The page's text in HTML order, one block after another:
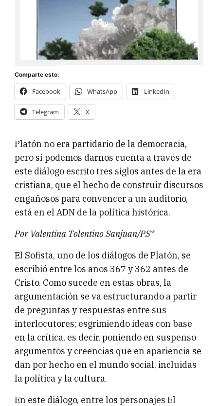
Comparte esto:
Facebook WhatsApp LinkedIn
Telegram X
Platón no era partidario de la democracia,
pero sí podemos darnos cuenta a través de
este diálogo escrito tres siglos antes de la era
cristiana, que el hecho de construir discursos
engañosos para convencer a un auditorio,
está en el ADN de la política histórica.
Por Valentina Tolentino Sanjuan/PS*
El Sofista, uno de los diálogos de Platón, se
escribió entre los años 367 y 362 antes de
Cristo. Como sucede en estas obras, la
argumentación se va estructurando a partir
de preguntas y respuestas entre sus
interlocutores; esgrimiendo ideas con base
en la crítica, es decir, poniendo en suspenso
argumentos y creencias que en apariencia se
dan por hecho en el mundo social, incluidas
la política y la cultura.
En este diálogo, entre los personajes El